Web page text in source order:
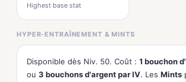
Highest base stat
HYPER-ENTRAÎNEMENT & MINTS
Disponible dès Niv. 50. Coût : 1 bouchon
ou 3 bouchons d'argent par IV. Les Mints